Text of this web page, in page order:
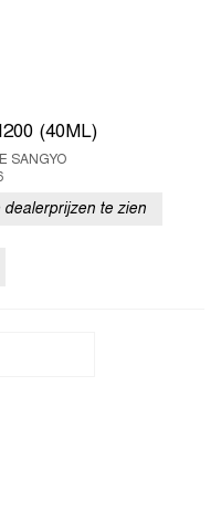
(40ML)
SANGYO
te zien